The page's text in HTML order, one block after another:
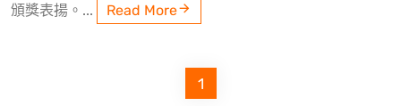
頒獎表揚。...
Read More
1